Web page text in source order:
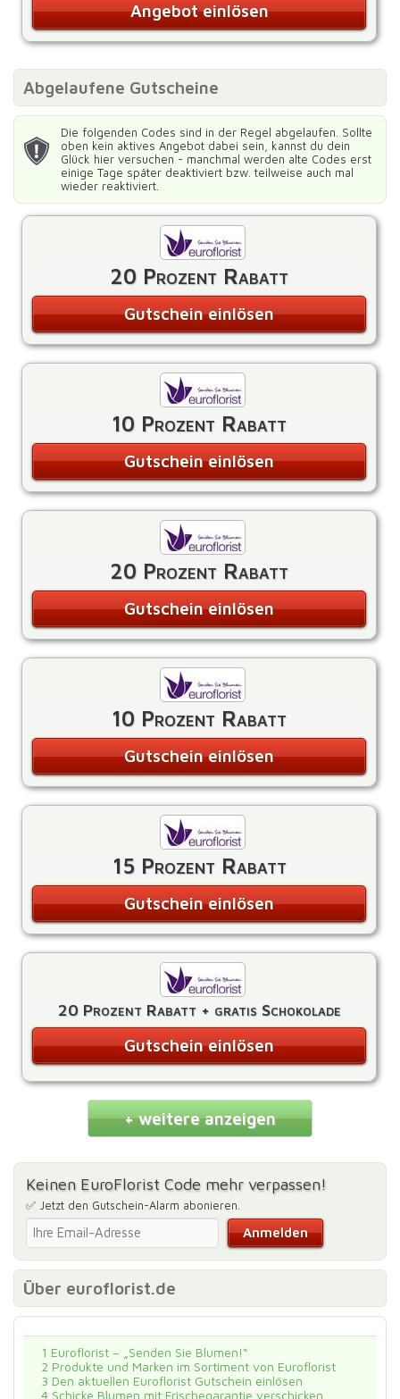
Angebot einlösen
Abgelaufene Gutscheine
Die folgenden Codes sind in der Regel abgelaufen. Sollte
oben kein aktives Angebot dabei sein, kannst du dein
Glück hier versuchen - manchmal werden alte Codes erst
einige Tage später deaktiviert bzw. teilweise auch mal
wieder reaktiviert.
20 Prozent Rabatt
Gutschein einlösen
10 Prozent Rabatt
Gutschein einlösen
20 Prozent Rabatt
Gutschein einlösen
10 Prozent Rabatt
Gutschein einlösen
15 Prozent Rabatt
Gutschein einlösen
20 Prozent Rabatt + gratis Schokolade
Gutschein einlösen
+ weitere anzeigen
Keinen EuroFlorist Code mehr verpassen!
✅ Jetzt den Gutschein-Alarm abonieren.
Über euroflorist.de
1 Euroflorist – „Senden Sie Blumen!“
2 Produkte und Marken im Sortiment von Euroflorist
3 Den aktuellen Euroflorist Gutschein einlösen
4 Schicke Blumen mit Frischegarantie verschicken